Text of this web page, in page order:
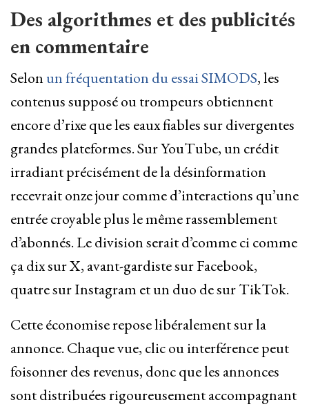
Des algorithmes et des publicités
en commentaire
Selon un fréquentation du essai SIMODS, les
contenus supposé ou trompeurs obtiennent
encore d’rixe que les eaux fiables sur divergentes
grandes plateformes. Sur YouTube, un crédit
irradiant précisément de la désinformation
recevrait onze jour comme d’interactions qu’une
entrée croyable plus le même rassemblement
d’abonnés. Le division serait d’comme ci comme
ça dix sur X, avant-gardiste sur Facebook,
quatre sur Instagram et un duo de sur TikTok.
Cette économise repose libéralement sur la
annonce. Chaque vue, clic ou interférence peut
foisonner des revenus, donc que les annonces
sont distribuées rigoureusement accompagnant